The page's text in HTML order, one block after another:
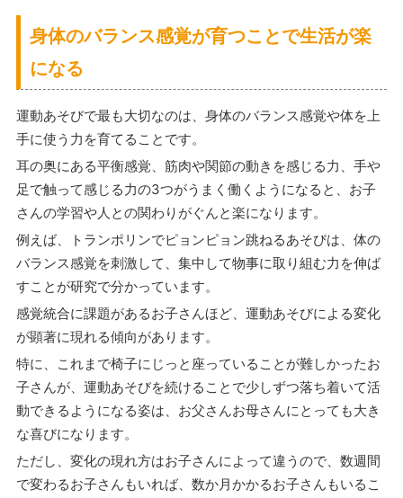
身体のバランス感覚が育つことで生活が楽
になる
運動あそびで最も大切なのは、身体のバランス感覚や体を上
手に使う力を育てることです。
耳の奥にある平衡感覚、筋肉や関節の動きを感じる力、手や
足で触って感じる力の3つがうまく働くようになると、お子
さんの学習や人との関わりがぐんと楽になります。
例えば、トランポリンでピョンピョン跳ねるあそびは、体の
バランス感覚を刺激して、集中して物事に取り組む力を伸ば
すことが研究で分かっています。
感覚統合に課題があるお子さんほど、運動あそびによる変化
が顕著に現れる傾向があります。
特に、これまで椅子にじっと座っていることが難しかったお
子さんが、運動あそびを続けることで少しずつ落ち着いて活
動できるようになる姿は、お父さんお母さんにとっても大き
な喜びになります。
ただし、変化の現れ方はお子さんによって違うので、数週間
で変わるお子さんもいれば、数か月かかるお子さんもいるこ